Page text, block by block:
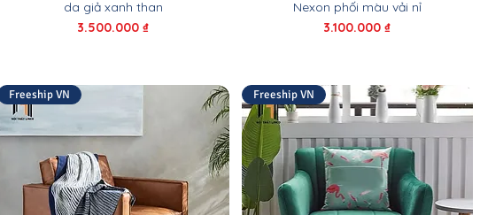
da giả xanh than
Giá
3.500.000 ₫
Nexon phối màu vải nỉ
Giá
3.100.000 ₫
Freeship VN Freeship VN